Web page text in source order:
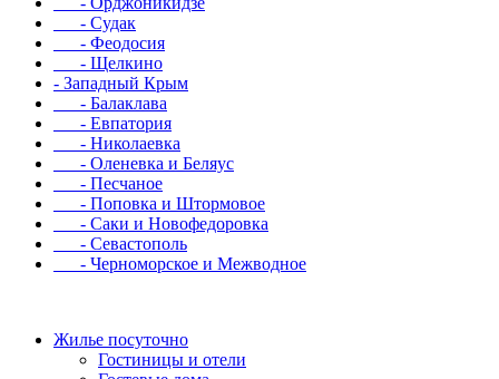
- Судак
- Феодосия
- Щелкино
- Западный Крым
- Балаклава
- Евпатория
- Николаевка
- Оленевка и Беляус
- Песчаное
- Поповка и Штормовое
- Саки и Новофедоровка
- Севастополь
- Черноморское и Межводное
Жилье посуточно
Гостиницы и отели